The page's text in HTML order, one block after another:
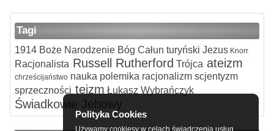
Tagi
1914Boże NarodzenieBóg Całun turyński JezusKnorr
Racjonalista Russell Rutherford Trójca ateizm
chrześcijaństwonauka polemika racjonalizmscjentyzm
sprzeczności teizm Łukasz Wybrańczyk
Świadkowie Jehowy
Polityka Cookies